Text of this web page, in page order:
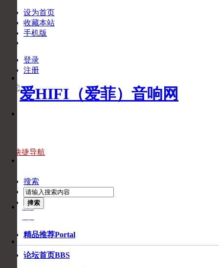
下
APP
官
条
免费
响
设为首页
收藏本站
手机版
登录
注册
快捷导航
搜索
搜索
精品推荐Portal
论坛首页BBS